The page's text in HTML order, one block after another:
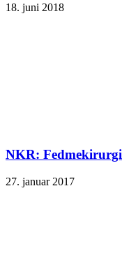
18. juni 2018
NKR: Fedmekirurgi
27. januar 2017